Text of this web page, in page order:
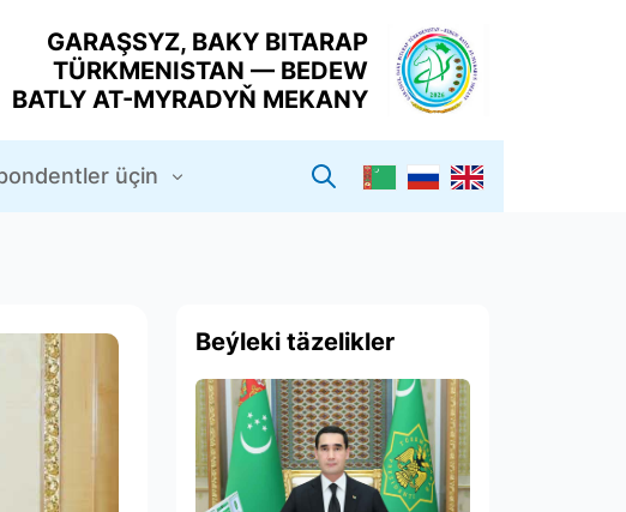
GARAŞSYZ, BAKY BITARAP
TÜRKMENISTAN — BEDEW
BATLY AT-MYRADYŇ MEKANY
üçin
Beýleki täzelikler